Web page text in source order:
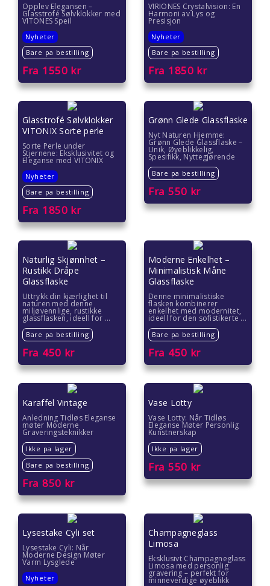
Opplev Elegansen –
Glasstrofé Sølvklokker med
VITONES Speil
Nyheter
Bare pa bestilling
Fra 1550 kr
VIRIONES Crystalvision: En
Harmoni av Lys og
Presisjon
Nyheter
Bare pa bestilling
Fra 1850 kr
Glasstrofé Sølvklokker
VITONIX Sorte perle
Sorte Perle under
Stjernene: Eksklusivitet og
Eleganse med VITONIX
Nyheter
Bare pa bestilling
Fra 1850 kr
Grønn Glede Glassflaske
Nyt Naturen Hjemme:
Grønn Glede Glassflaske –
Unik, Øyeblikkelig,
Spesifikk, Nyttegjørende
Bare pa bestilling
Fra 550 kr
Naturlig Skjønnhet –
Rustikk Dråpe
Glassflaske
Uttrykk din kjærlighet til
naturen med denne
miljøvennlige, rustikke
glassflasken, ideell for ...
Bare pa bestilling
Fra 450 kr
Moderne Enkelhet –
Minimalistisk Måne
Glassflaske
Denne minimalistiske
flasken kombinerer
enkelhet med modernitet,
ideell for den sofistikerte ...
Bare pa bestilling
Fra 450 kr
Karaffel Vintage
Anledning Tidløs Eleganse
møter Moderne
Graveringsteknikker
Ikke pa lager
Bare pa bestilling
Fra 850 kr
Vase Lotty
Vase Lotty: Når Tidløs
Eleganse Møter Personlig
Kunstnerskap
Ikke pa lager
Fra 550 kr
Lysestake Cyli set
Lysestake Cyli: Når
Moderne Design Møter
Varm Lysglede
Nyheter
Champagneglass
Limosa
Eksklusivt Champagneglass
Limosa med personlig
gravering – perfekt for
minneverdige øyeblikk